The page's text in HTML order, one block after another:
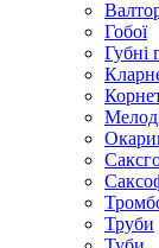
Гобої
Губні
Труби